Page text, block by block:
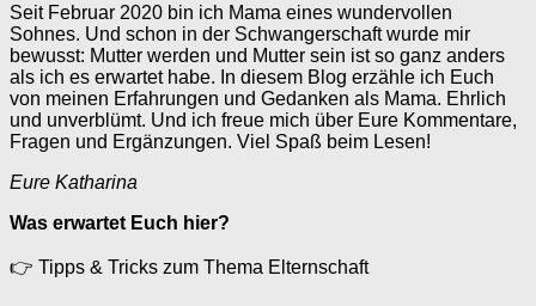
Seit Februar 2020 bin ich Mama eines wundervollen
Sohnes. Und schon in der Schwangerschaft wurde mir
bewusst: Mutter werden und Mutter sein ist so ganz anders
als ich es erwartet habe. In diesem Blog erzähle ich Euch
von meinen Erfahrungen und Gedanken als Mama. Ehrlich
und unverblümt. Und ich freue mich über Eure Kommentare,
Fragen und Ergänzungen. Viel Spaß beim Lesen!
Eure Katharina
Was erwartet Euch hier?
👉 Tipps & Tricks zum Thema Elternschaft